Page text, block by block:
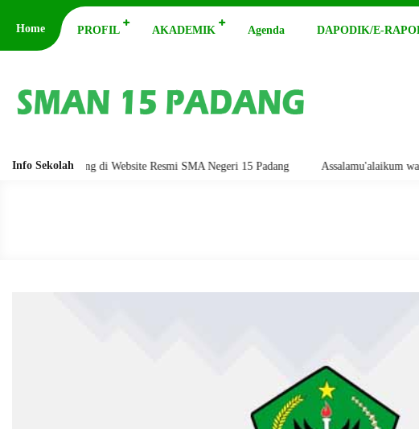
Home PROFIL AKADEMIK Agenda DAPODIK/E-
Info Sekolah
Datang di Website Resmi SMA Negeri 15 Padang Assalamu'alaikum